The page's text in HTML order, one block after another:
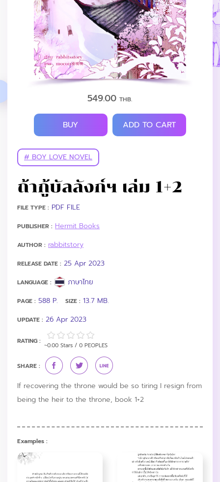
549.00THB.
BUY ADD TO CART
# BOY LOVE NOVEL
ถ้ากู้บัลลังก์ฯ เล่ม 1+2
FILE TYPE : PDF FILE
PUBLISHER : Hermit Books
AUTHOR : rabbitstory
RELEASE DATE : 25 Apr 2023
LANGUAGE : ภาษาไทย
PAGE : 588 P. SIZE : 13.7 MB.
UPDATE : 26 Apr 2023
RATING :
~0.00 Stars / 0 PEOPLES
SHARE :
If recovering the throne would be so tiring I resign from
being the heir to the throne, book 1+2
Examples :